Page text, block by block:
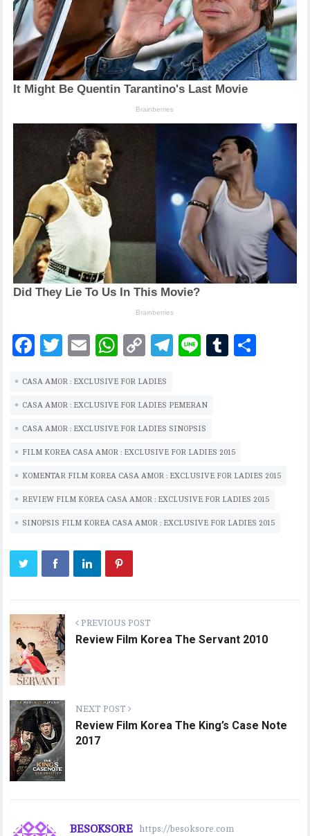
F
eb
oo
k
T
it
te
r
E
ai
l
W
at
s
A
p
p
C
p
y
Li
n
k
T
ra
m
Li
T
CASA AMOR : EXCLUSIVE FOR LADIES
CASA AMOR : EXCLUSIVE FOR LADIES PEMERAN
CASA AMOR : EXCLUSIVE FOR LADIES SINOPSIS
FILM KOREA CASA AMOR : EXCLUSIVE FOR LADIES 2015
KOMENTAR FILM KOREA CASA AMOR : EXCLUSIVE FOR LADIES 2015
REVIEW FILM KOREA CASA AMOR : EXCLUSIVE FOR LADIES 2015
SINOPSIS FILM KOREA CASA AMOR : EXCLUSIVE FOR LADIES 2015
PREVIOUS POST
Review Film Korea The Servant 2010
NEXT POST
Review Film Korea The King’s Case Note
2017
BESOKSORE https://besoksore.com